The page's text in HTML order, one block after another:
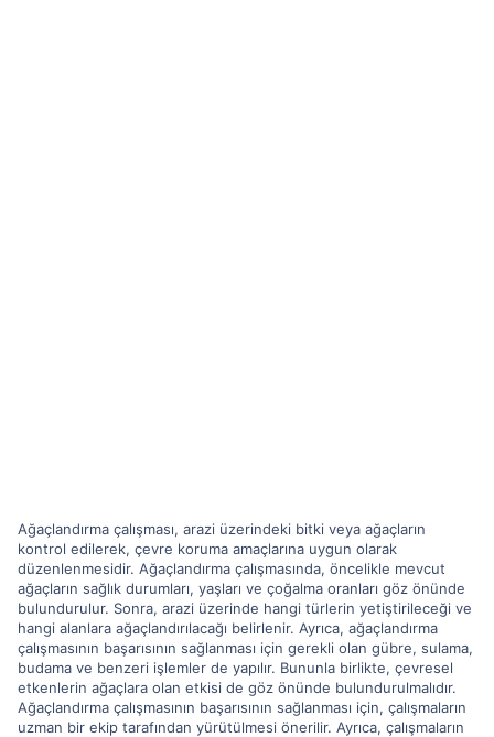
Ağaçlandırma çalışması, arazi üzerindeki bitki veya ağaçların
kontrol edilerek, çevre koruma amaçlarına uygun olarak
düzenlenmesidir. Ağaçlandırma çalışmasında, öncelikle mevcut
ağaçların sağlık durumları, yaşları ve çoğalma oranları göz önünde
bulundurulur. Sonra, arazi üzerinde hangi türlerin yetiştirileceği ve
hangi alanlara ağaçlandırılacağı belirlenir. Ayrıca, ağaçlandırma
çalışmasının başarısının sağlanması için gerekli olan gübre, sulama,
budama ve benzeri işlemler de yapılır. Bununla birlikte, çevresel
etkenlerin ağaçlara olan etkisi de göz önünde bulundurulmalıdır.
Ağaçlandırma çalışmasının başarısının sağlanması için, çalışmaların
uzman bir ekip tarafından yürütülmesi önerilir. Ayrıca, çalışmaların